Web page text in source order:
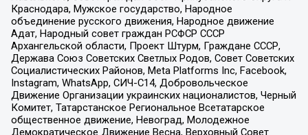
Краснодара, Мужское государство, Народное
объединение русского движения, Народное движение
Адат, Народный совет граждан РСФСР СССР
Архангельской области, Проект Штурм, Граждане СССР,
Держава Союз Советских Светлых Родов, Совет Советских
Социалистических Районов, Meta Platforms Inc, Facebook,
Instagram, WhatsApp, СИЧ-С14, Добровольческое
Движение Организации украинских националистов, Черный
Комитет, Татарстанское Региональное Всетатарское
общественное движение, Невоград, Молодежное
Демократическое Движение Весна, Верховный Совет